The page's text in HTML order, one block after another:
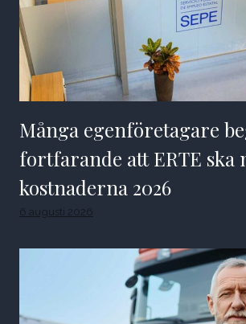
Många egenföretagare
fortfarande att ERTE ska
kostnaderna 2026
6 augusti 2026